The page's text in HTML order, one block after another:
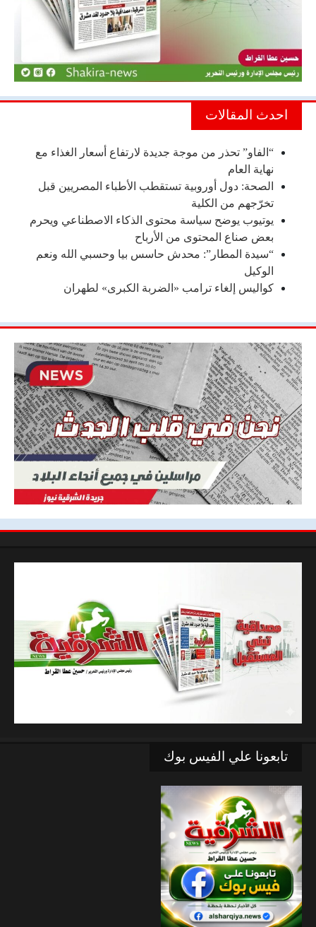
احدث المقالات
“الفاو” تحذر من موجة جديدة لارتفاع أسعار الغذاء مع
نهاية العام
الصحة: دول أوروبية تستقطب الأطباء المصريين قبل
تخرّجهم من الكلية
يوتيوب يوضح سياسة محتوى الذكاء الاصطناعي ويحرم
بعض صناع المحتوى من الأرباح
“سيدة المطار”: محدش حاسس بيا وحسبي الله ونعم
الوكيل
كواليس إلغاء ترامب «الضربة الكبرى» لطهران
تابعونا علي الفيس بوك